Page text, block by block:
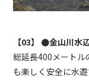
【03】 ●金山川水
総延長400メートル
も楽しく安全に水